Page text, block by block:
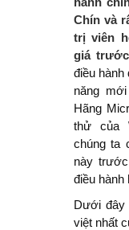
Chín và
trị viên
giá
điều hành
năng
Hãng
thử của
chúng ta
này
điều hành
Dưới đây
việt nhất